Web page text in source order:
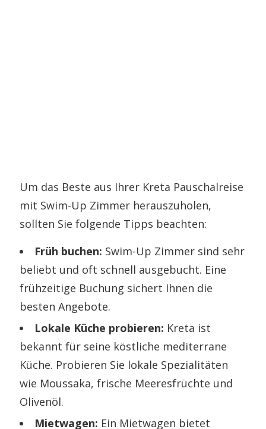
Um das Beste aus Ihrer Kreta Pauschalreise
mit Swim-Up Zimmer herauszuholen,
sollten Sie folgende Tipps beachten:
Früh buchen: Swim-Up Zimmer sind sehr
beliebt und oft schnell ausgebucht. Eine
frühzeitige Buchung sichert Ihnen die
besten Angebote.
Lokale Küche probieren: Kreta ist
bekannt für seine köstliche mediterrane
Küche. Probieren Sie lokale Spezialitäten
wie Moussaka, frische Meeresfrüchte und
Olivenöl.
Mietwagen: Ein Mietwagen bietet